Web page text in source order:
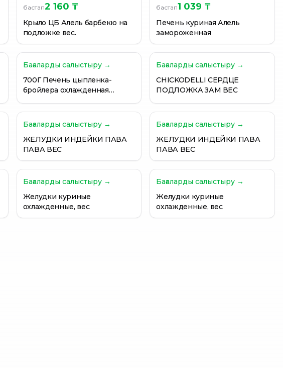
бастап2 160 ₸
Крыло ЦБ Алель барбекю на
подложке вес.
бастап1 039 ₸
Печень куриная Алель
замороженная
Бағаларды салыстыру →
700Г Печень цыпленка-
бройлера охлажденная
Бағаларды салыстыру →
CHICKODELLI СЕРДЦЕ
ПОДЛОЖКА ЗАМ ВЕС
Бағаларды салыстыру →
ЖЕЛУДКИ ИНДЕЙКИ ПАВА
ПАВА ВЕС
Бағаларды салыстыру →
ЖЕЛУДКИ ИНДЕЙКИ ПАВА
ПАВА ВЕС
Бағаларды салыстыру →
Желудки куриные
охлажденные, вес
Бағаларды салыстыру →
Желудки куриные
охлажденные, вес